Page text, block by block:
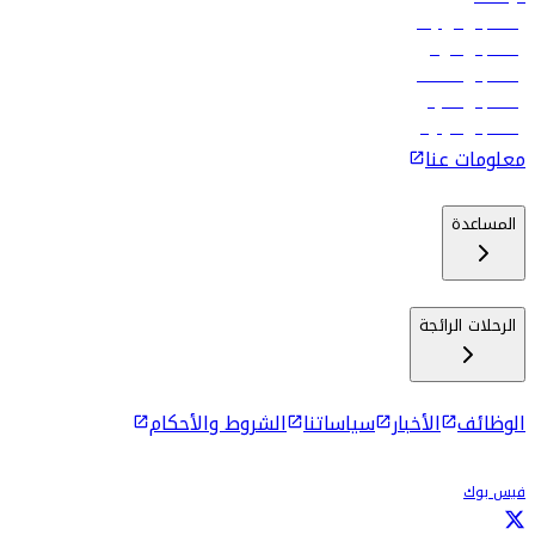
رحلات إلى تبيليسي
رحلات إلى الرياض
رحلات إلى مسقط
رحلات إلى ماليه
رحلات إلى كولومبو
معلومات عنا
المساعدة
الرحلات الرائجة
الوظائف الأخبار سياساتنا الشروط والأحكام
فيس بوك